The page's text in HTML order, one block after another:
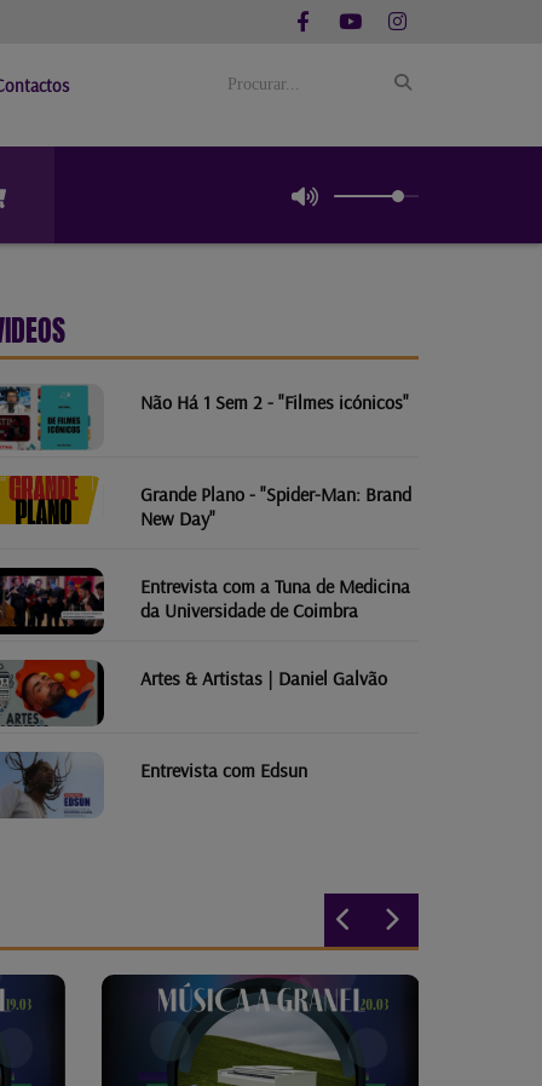
Não Há 1 Sem 2 - "Filmes icónicos"
Grande Plano - "Spider-Man: Brand
New Day"
Entrevista com a Tuna de Medicina
da Universidade de Coimbra
Artes & Artistas | Daniel Galvão
Entrevista com Edsun